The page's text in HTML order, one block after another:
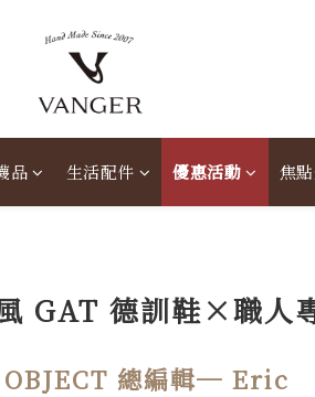
品 生活配件 優惠活動 焦
GAT 德訓鞋×職人
總編輯─ Eric